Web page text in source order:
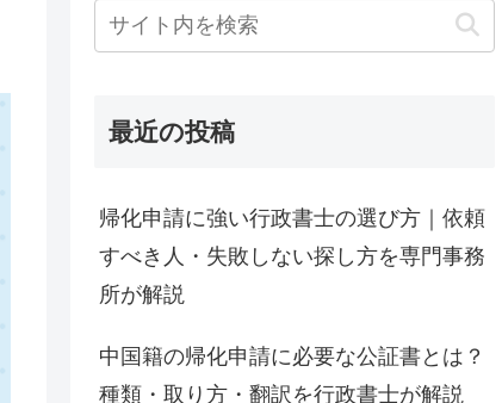
最近の投稿
帰化申請に強い行政書士の選び方｜依頼
すべき人・失敗しない探し方を専門事務
所が解説
中国籍の帰化申請に必要な公証書とは？
種類・取り方・翻訳を行政書士が解説